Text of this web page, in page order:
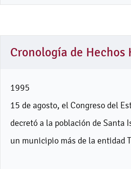
Cronología de Hechos
1995
15 de agosto, el Congreso del
decretó a la población de Santa
un municipio más de la entidad